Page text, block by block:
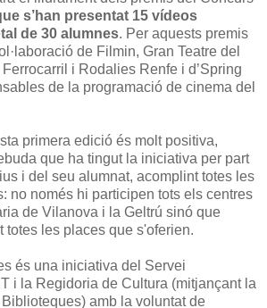
s’han presentat 15 vídeos
de 30 alumnes. Per aquests premis
de Filmin, Gran Teatre del
i Rodalies Renfe i d’Spring
de la programació de cinema del
primera edició és molt positiva,
que ha tingut la iniciativa per part
i del seu alumnat, acomplint totes les
no només hi participen tots els centres
de Vilanova i la Geltrú sinó que
totes les places que s'oferien.
és una iniciativa del Servei
i la Regidoria de Cultura (mitjançant la
amb la voluntat de